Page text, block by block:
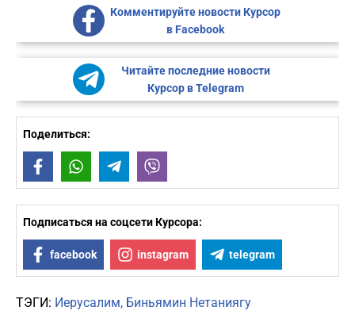
Комментируйте новости Курсор
в Facebook
Читайте последние новости
Курсор в Telegram
Поделиться:
FacebookWhatsAppTelegram
Подписаться на соцсети Курсора:
facebook instagram telegram
ТЭГИ: Иерусалим Биньямин Нетаниягу